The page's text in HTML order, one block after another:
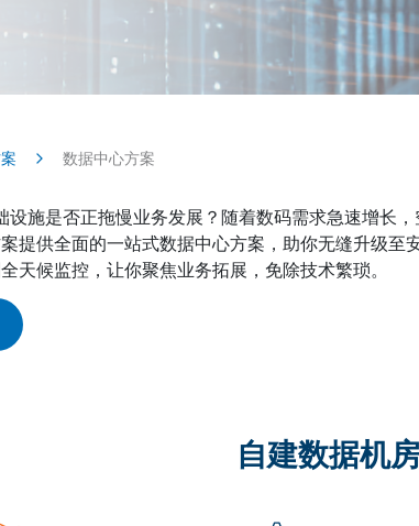
数据中心方案
设施是否正拖慢业务发展？随着数码需求急速增长
提供全面的一站式数据中心方案，助你无缝升级
天候监控，让你聚焦业务拓展，免除技术繁琐。
自建数据机